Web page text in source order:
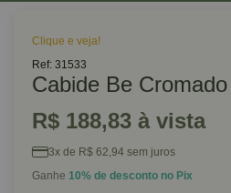
Clique e veja!
Ref: 31533
Cabide Be
R$ 188,83 à vista
3x de R$ 62,94 sem juros
Ganhe 10% de desconto no Pix